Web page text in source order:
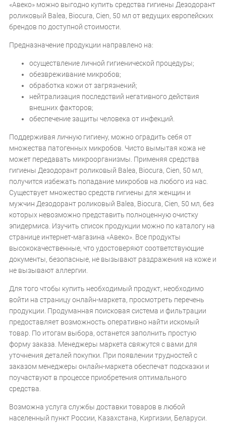
«Авеко» можно выгодно купить средства гигиены Дезодорант
роликовый Balea, Biocura, Cien, 50 мл от ведущих европейских
брендов по доступной стоимости.
Предназначение продукции направлено на:
осуществление личной гигиенической процедуры;
обезвреживание микробов;
обработка кожи от загрязнений;
нейтрализация последствий негативного действия
внешних факторов;
обеспечение защиты человека от инфекций.
Поддерживая личную гигиену, можно оградить себя от
множества патогенных микробов. Чисто вымытая кожа не
может передавать микроорганизмы. Применяя средства
гигиены Дезодорант роликовый Balea, Biocura, Cien, 50 мл,
получится избежать попадание микробов на любого из нас.
Существует множество средств гигиены для женщин и
мужчин Дезодорант роликовый Balea, Biocura, Cien, 50 мл, без
которых невозможно представить полноценную очистку
эпидермиса. Изучить список продукции можно по каталогу на
странице интернет-магазина «Авеко». Все продукты
высококачественные, что удостоверяют соответствующие
документы, безопасные, не вызывают раздражения на коже и
не вызывают аллергии.
Для того чтобы купить необходимый продукт, необходимо
войти на страницу онлайн-маркета, просмотреть перечень
продукции. Продуманная поисковая система и фильтрации
предоставляет возможность оперативно найти искомый
товар. По итогам выбора, останется заполнить простую
форму заказа. Менеджеры маркета свяжутся с вами для
уточнения деталей покупки. При появлении трудностей с
заказом менеджеры онлайн-маркета обеспечат подсказки и
поучаствуют в процессе приобретения оптимального
средства.
Возможна услуга службы доставки товаров в любой
населенный пункт России, Казахстана, Киргизии, Беларуси.